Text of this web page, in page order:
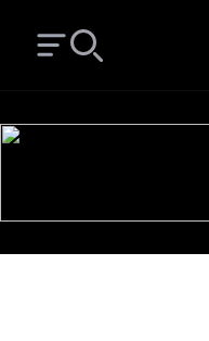
Open main menu